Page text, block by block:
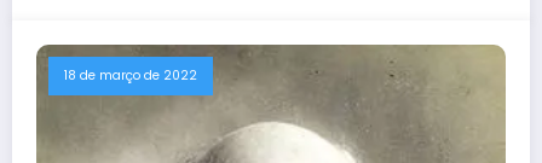
18 de março de 2022